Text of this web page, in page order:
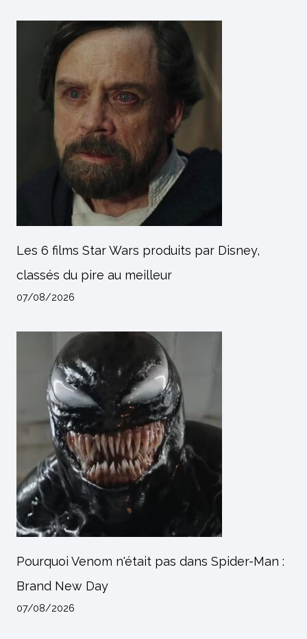
Les 6 films Star Wars produits par Disney,
classés du pire au meilleur
07/08/2026
Pourquoi Venom n'était pas dans Spider-Man :
Brand New Day
07/08/2026